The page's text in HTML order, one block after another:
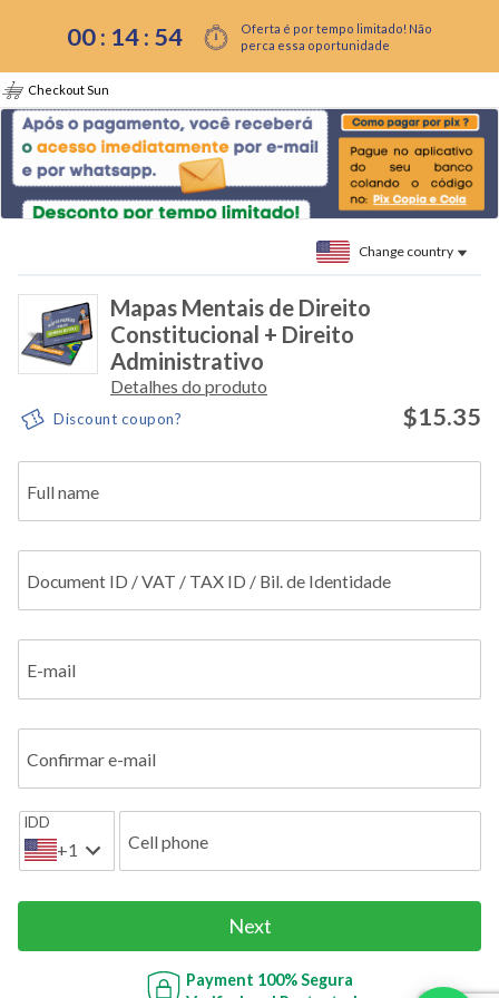
00 : 14: 54
Oferta é por tempo limitado! Não
perca essa oportunidade
Checkout Sun
Change country
Mapas Mentais de Direito
Constitucional + Direito
Administrativo
Detalhes do produto
Discount coupon? $15.35
Full name
Document ID / VAT / TAX ID / Bil. de Identidade
E-mail
Confirmar e-mail
IDD
+1 Cell phone
Next
Payment 100% Segura